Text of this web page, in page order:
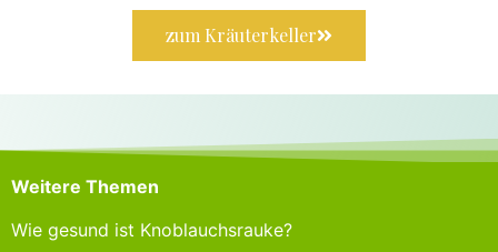
zum Kräuterkeller
Weitere Themen
Wie gesund ist Knoblauchsrauke?